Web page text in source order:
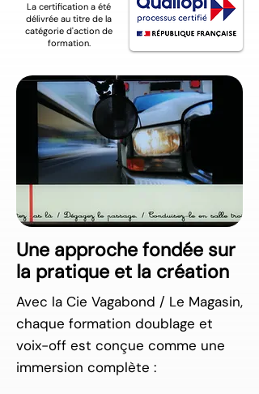
La certification a été
délivrée au titre de la
catégorie d'action de
formation.
Une approche fondée sur
la pratique et la création
Avec la Cie Vagabond / Le Magasin,
chaque formation doublage et
voix-off est conçue comme une
immersion complète :